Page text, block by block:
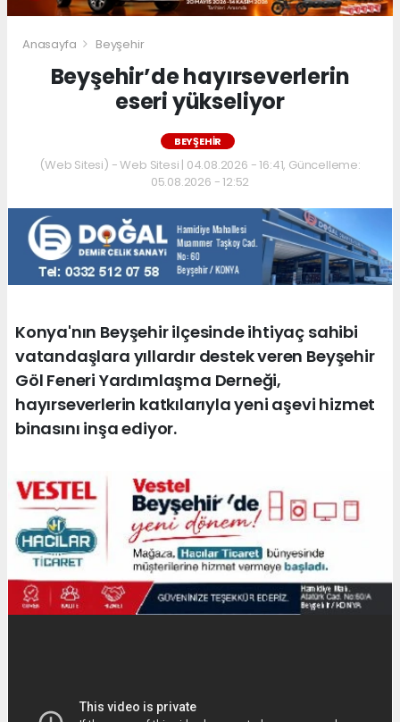
Anasayfa Beyşehir
Beyşehir’de hayırseverlerin
eseri yükseliyor
BEYŞEHIR
(Web Sitesi) - Web Sitesi | 04.08.2026 - 16:41, Güncelleme:
05.08.2026 - 12:52
Konya'nın Beyşehir ilçesinde ihtiyaç sahibi
vatandaşlara yıllardır destek veren Beyşehir
Göl Feneri Yardımlaşma Derneği,
hayırseverlerin katkılarıyla yeni aşevi hizmet
binasını inşa ediyor.